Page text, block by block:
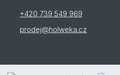
+420 739 549 969
prodej@holweka.cz